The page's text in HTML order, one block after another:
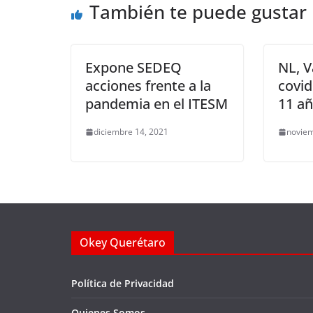
o p k
También te puede gustar
Expone SEDEQ
acciones frente a la
pandemia en el ITESM
diciembre 14, 2021
NL,
11
Okey Querétaro
Política de Privacidad